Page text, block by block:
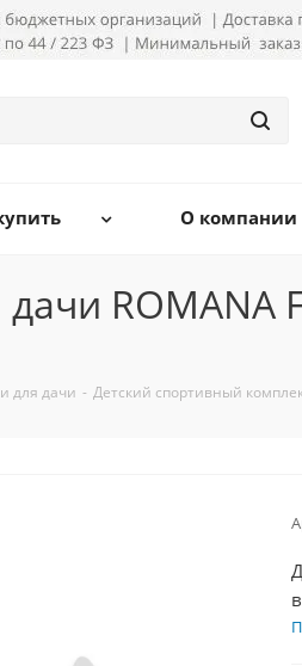
О компании
для дачи - Детский спортивный